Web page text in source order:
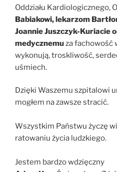
Oddziału Kardiologicznego,
Babiakowi, lekarzom
Joannie Juszczyk-Kuriacie
medycznemuza fachowość
wykonują, troskliwość,
uśmiech.
Dzięki Waszemu szpitalowi
mogłem na zawsze stracić.
Wszystkim Państwu życzę
ratowaniu życia ludzkiego.
Jestem bardzo wdzięczny